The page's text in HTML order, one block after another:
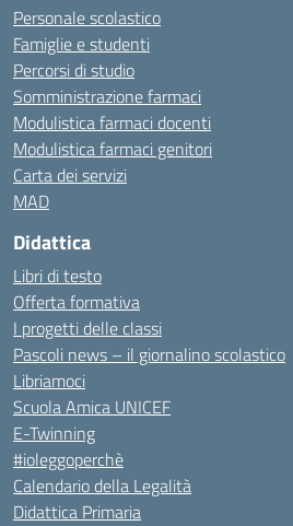
Personale scolastico
Famiglie e studenti
Percorsi di studio
Somministrazione farmaci
Modulistica farmaci docenti
Modulistica farmaci genitori
Carta dei servizi
MAD
Didattica
Libri di testo
Offerta formativa
I progetti delle classi
Pascoli news – il giornalino scolastico
Libriamoci
Scuola Amica UNICEF
E-Twinning
#ioleggoperchè
Calendario della Legalità
Didattica Primaria